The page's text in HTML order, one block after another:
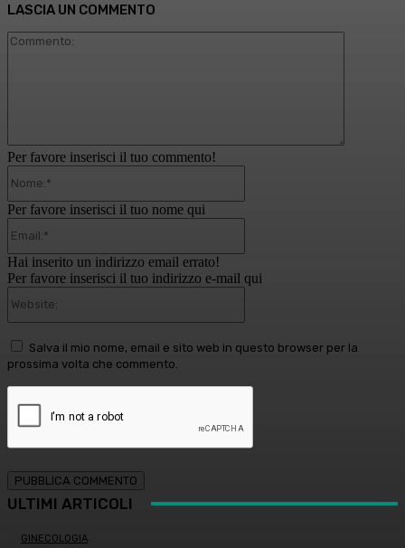
LASCIA UN COMMENTO
Per favore inserisci il tuo commento!
Per favore inserisci il tuo nome qui
Hai inserito un indirizzo email errato!
Per favore inserisci il tuo indirizzo e-mail qui
Salva il mio nome, email e sito web in questo browser per la
prossima volta che commento.
ULTIMI ARTICOLI
GINECOLOGIA